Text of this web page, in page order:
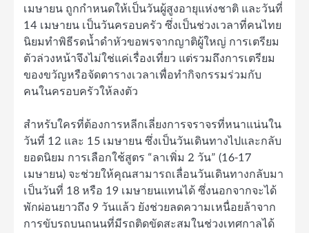
เมษายน ถูกกำหนดให้เป็นวันผู้สูงอายุแห่งชาติ และวันที่
14 เมษายน เป็นวันครอบครัว ซึ่งเป็นช่วงเวลาที่คนไทย
นิยมทำพิธีรดน้ำดำหัวขอพรจากญาติผู้ใหญ่ การเตรียม
ตัวล่วงหน้าจึงไม่ใช่แค่เรื่องเที่ยว แต่รวมถึงการเตรียม
ของขวัญหรือจัดตารางเวลาเพื่อทำกิจกรรมร่วมกับ
คนในครอบครัวให้ลงตัว
สำหรับใครที่ต้องการหลีกเลี่ยงการจราจรที่หนาแน่นใน
วันที่ 12 และ 15 เมษายน ซึ่งเป็นวันเดินทางไปและกลับ
ยอดนิยม การเลือกใช้สูตร “ลาเพิ่ม 2 วัน” (16-17
เมษายน) จะช่วยให้คุณสามารถเลื่อนวันเดินทางกลับมา
เป็นวันที่ 18 หรือ 19 เมษายนแทนได้ ซึ่งนอกจากจะได้
พักผ่อนยาวถึง 9 วันแล้ว ยังช่วยลดความเหนื่อยล้าจาก
การขับรถบนถนนที่มีรถติดขัดสะสมในช่วงเทศกาลได้